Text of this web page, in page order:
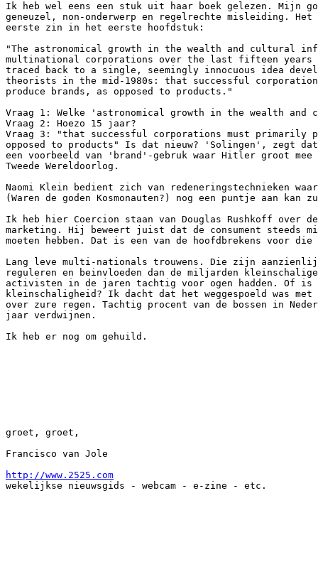
Ik heb wel eens een stuk uit haar boek gelezen. Mijn
geneuzel, non-onderwerp en regelrechte misleiding.
eerste zin in het eerste hoofdstuk:
"The astronomical growth in the wealth and cultural
multinational corporations over the last fifteen years
traced back to a single, seemingly innocuous idea
theorists in the mid-1980s: that successful
produce brands, as opposed to products."
Vraag 1: Welke 'astronomical growth in the wealth
Vraag 2: Hoezo 15 jaar?
Vraag 3: "that successful corporations must primarily
opposed to products" Is dat nieuw? 'Solingen', zegt
een voorbeeld van 'brand'-gebruk waar Hitler groot
Tweede Wereldoorlog.
Naomi Klein bedient zich van redeneringstechnieken
(Waren de goden Kosmonauten?) nog een puntje aan kan
Ik heb hier Coercion staan van Douglas Rushkoff over
marketing. Hij beweert juist dat de consument steeds
moeten hebben. Dat is een van de hoofdbrekens voor
Lang leve multi-nationals trouwens. Die zijn
reguleren en beinvloeden dan de miljarden
activisten in de jaren tachtig voor ogen hadden. Of
kleinschaligheid? Ik dacht dat het weggespoeld was
over zure regen. Tachtig procent van de bossen in
jaar verdwijnen.
Ik heb er nog om gehuild.
groet, groet,
Francisco van Jole
http://www.2525.com
wekelijkse nieuwsgids - webcam - e-zine - etc.